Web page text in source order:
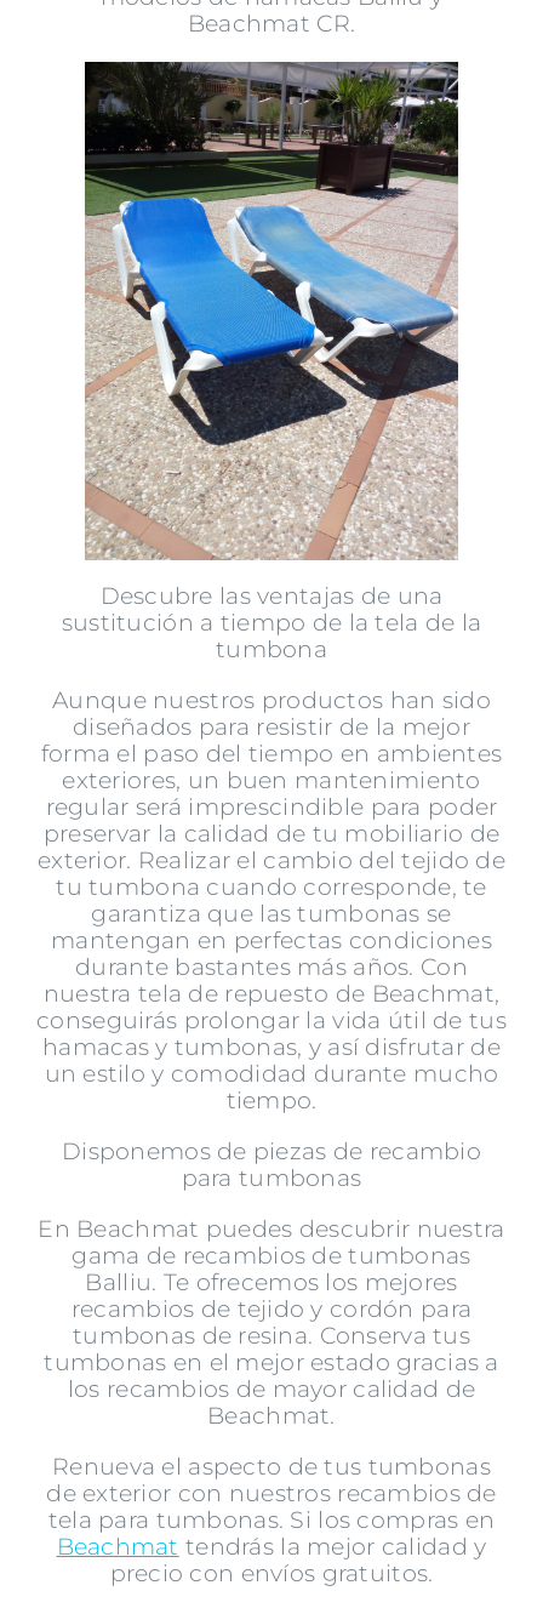
Beachmat CR.
Descubre las ventajas de una
sustitución a tiempo de la tela de la
tumbona
Aunque nuestros productos han sido
diseñados para resistir de la mejor
forma el paso del tiempo en ambientes
exteriores, un buen mantenimiento
regular será imprescindible para poder
preservar la calidad de tu mobiliario de
exterior. Realizar el cambio del tejido de
tu tumbona cuando corresponde, te
garantiza que las tumbonas se
mantengan en perfectas condiciones
durante bastantes más años. Con
nuestra tela de repuesto de Beachmat,
conseguirás prolongar la vida útil de tus
hamacas y tumbonas, y así disfrutar de
un estilo y comodidad durante mucho
tiempo.
Disponemos de piezas de recambio
para tumbonas
En Beachmat puedes descubrir nuestra
gama de recambios de tumbonas
Balliu. Te ofrecemos los mejores
recambios de tejido y cordón para
tumbonas de resina. Conserva tus
tumbonas en el mejor estado gracias a
los recambios de mayor calidad de
Beachmat.
Renueva el aspecto de tus tumbonas
de exterior con nuestros recambios de
tela para tumbonas. Si los compras en
Beachmat tendrás la mejor calidad y
precio con envíos gratuitos.